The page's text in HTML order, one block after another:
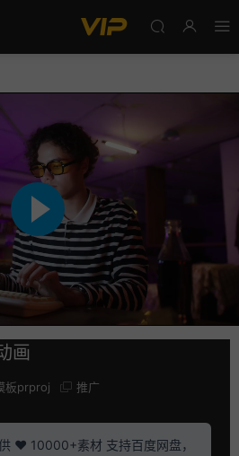
画
板prproj 推广
❤️ 10000+素材 支持百度网盘，